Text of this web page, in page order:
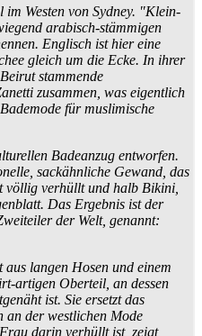
Westen von Sydney. "Klein-
arabisch-stämmigen
Englisch ist hier eine
gleich um die Ecke. In ihrer
stammende
zusammen, was eigentlich
für muslimische
Badeanzug entworfen.
sackähnliche Gewand, das
völlig verhüllt und halb Bikini,
Das Ergebnis ist der
der Welt, genannt:
aus langen Hosen und einem
artigen Oberteil, an dessen
ist. Sie ersetzt das
an der westlichen Mode
darin verhüllt ist, zeigt